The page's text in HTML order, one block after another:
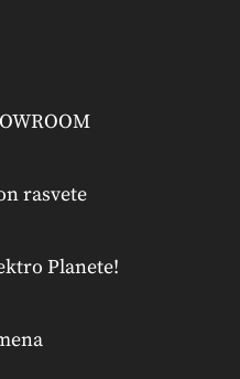
rasvete
Planete!